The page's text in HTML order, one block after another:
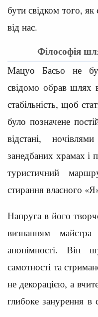
бути свідком того, як
від нас.
Філософія
Мацуо Басьо не
свідомо обрав шлях
стабільність, щоб
було позначене
відстані,
занедбаних храмах і
туристичний
стирання власного
Напруга в його
визнанням
анонімності. Він
самотності та
не декорацією, а
глибоке занурення в